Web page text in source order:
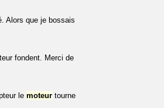
Alors que je bossais
fondent. Merci de
le moteur tourne